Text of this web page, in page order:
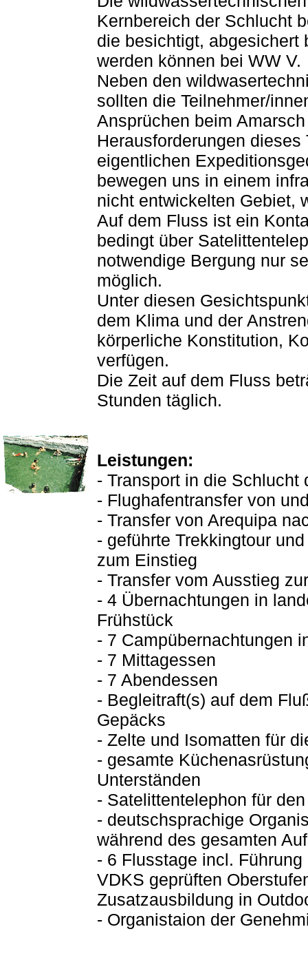
Kernbereich der Schlucht
die besichtigt, abgesichert
werden können bei WW V.
Neben den
sollten die Teilnehmer/
Ansprüchen beim
Herausforderungen
eigentlichen
bewegen uns in einem
nicht entwickelten Gebiet,
Auf dem Fluss ist ein
bedingt über
notwendige Bergung nur
möglich.
Unter diesen
dem Klima und der
körperliche Konstitution,
verfügen.
Die Zeit auf dem Fluss
Stunden täglich.
Leistungen:
- Transport in die Schlucht
- Flughafentransfer von
- Transfer von Arequipa
- geführte Trekkingtour
zum Einstieg
- Transfer vom Ausstieg
- 4 Übernachtungen in
Frühstück
- 7 Campübernachtungen
- 7 Mittagessen
- 7 Abendessen
- Begleitraft(s) auf dem
Gepäcks
- Zelte und Isomatten für
- gesamte
Unterständen
- Satelittentelephon für
- deutschsprachige
während des gesamten
- 6 Flusstage incl.
VDKS geprüften
Zusatzausbildung in
- Organistaion der